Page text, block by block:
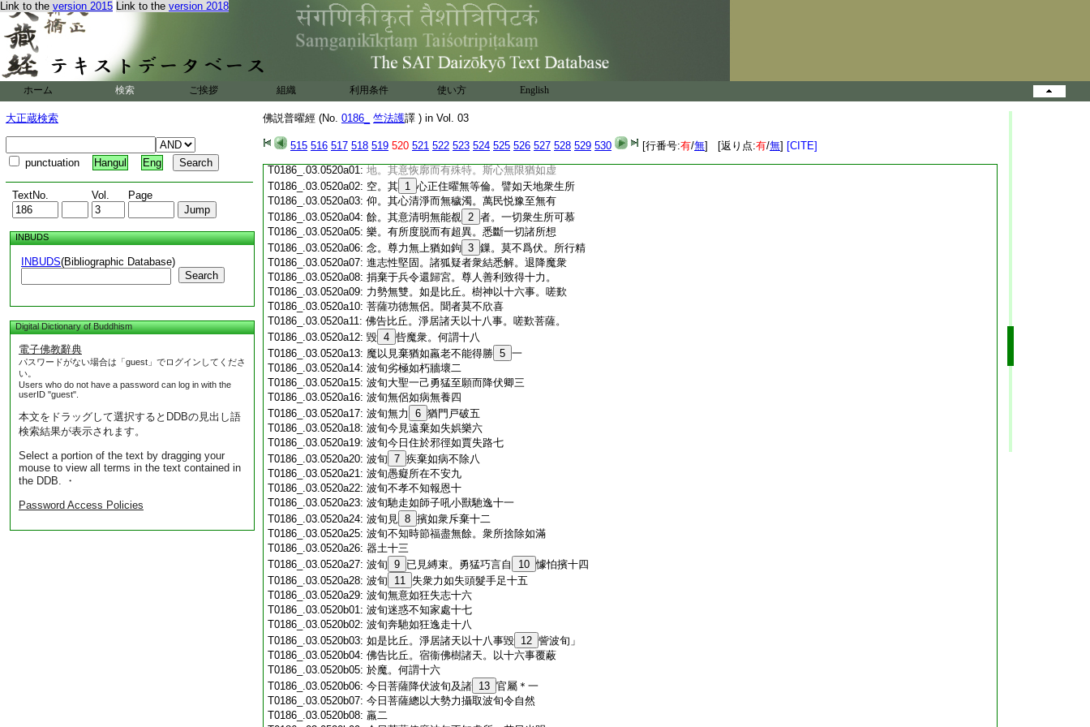
Link to the version 2015 Link to the version 2018
ホーム 検索 ご挨拶 組織 利用条件 使い方 English
大正蔵検索
punctuation Hangul Eng
TextNo. Vol. Page
INBUDS
INBUDS(Bibliographic Database)
Search
Digital Dictionary of Buddhism
電子佛教辭典
パスワードがない場合は「guest」でログインしてくださ
い。
Users who do not have a password can log in with the
userID "guest".
本文をドラッグして選択するとDDBの見出し語
検索結果が表示されます。
Select a portion of the text by dragging your
mouse to view all terms in the text contained in
the DDB. ・
Password Access Policies
佛説普曜經 (No. 0186_ 竺法護譯 ) in Vol. 03
515 516 517 518 519 520 521 522 523 524 525 526 527 528 529 530 [行番号:有/無] [返り点:有/無] [CITE]
T0186_.03.0519c19:無瞋無塵無 29
有所 擧動作事常少欲
T0186_.03.0519c20:於是樹神。覩 30
其威神即懷恐懼。承佛威
T0186_.03.0519c21:力。所言至誠悉共和同。以十六事嗟歎菩
T0186_.03.0519c22:薩。今清淨人極妙巍巍。如十五日月盛滿時。
其明普照。猶如日出曜於天下。如樹華茂
無不芬葩。 31 奇相衆好金 32 色 33 從容。諸根寂
T0186_.03.0519c25:定猶如蓮華處於浴池。所演有威猶師子
T0186_.03.0519c26:
吼而有殊特。猶念菩薩。在林樹間獨歩無
T0186_.03.0519c27:畏。所造習行人中獨尊。譬
T0186_.03.0519c28:大海超絶獨顯。平等堅固如鐵圍山出衆山
T0186_.03.0520a01: 地。其意恢廓而有殊特。斯心無限猶如虚
T0186_.03.0520a02: 空。其 1 心正住曜無等倫。譬如天地衆生所
T0186_.03.0520a03: 仰。其心清淨而無穢濁。萬民悦豫至無有
T0186_.03.0520a04: 餘。其意清明無能覩 2 者。一切衆生所可慕
T0186_.03.0520a05: 樂。有所度脱而有超異。悉斷一切諸所想
T0186_.03.0520a06: 念。尊力無上猶如鉤 3 鏁。莫不爲伏。所行精
T0186_.03.0520a07: 進志性堅固。諸狐疑者衆結悉解。退降魔衆
T0186_.03.0520a08: 捐棄于兵令還歸宮。尊人善利致得十力。
T0186_.03.0520a09: 力勢無雙。如是比丘。樹神以十六事。嗟歎
T0186_.03.0520a10: 菩薩功徳無侶。聞者莫不欣喜
T0186_.03.0520a11: 佛告比丘。淨居諸天以十八事。嗟歎菩薩。
T0186_.03.0520a12: 毀 4 呰魔衆。何謂十八
T0186_.03.0520a13: 魔以見棄猶如羸老不能得勝 5 一
T0186_.03.0520a14: 波旬劣極如朽牆壞二
T0186_.03.0520a15: 波旬大聖一己勇猛至願而降伏卿三
T0186_.03.0520a16: 波旬無侶如病無養四
T0186_.03.0520a17: 波旬無力 6 猶門戸破五
T0186_.03.0520a18: 波旬今見遠棄如失娯樂六
T0186_.03.0520a19: 波旬今日住於邪徑如賈失路七
T0186_.03.0520a20: 波旬 7 疾棄如病不除八
T0186_.03.0520a21: 波旬愚癡所在不安九
T0186_.03.0520a22: 波旬不孝不知報恩十
T0186_.03.0520a23: 波旬馳走如師子吼小獸馳逸十一
T0186_.03.0520a24: 波旬見 8 擯如衆斥棄十二
T0186_.03.0520a25: 波旬不知時節福盡無餘。衆所捨除如滿
T0186_.03.0520a26: 器土十三
T0186_.03.0520a27: 波旬 9 已見縛束。勇猛巧言自 10 懅怕擯十四
T0186_.03.0520a28: 波旬 11 失衆力如失頭髮手足十五
T0186_.03.0520a29: 波旬無意如狂失志十六
T0186_.03.0520b01: 波旬迷惑不知家處十七
T0186_.03.0520b02: 波旬奔馳如狂逸走十八
T0186_.03.0520b03: 如是比丘。淨居諸天以十八事毀 12 訾波旬」
T0186_.03.0520b04: 佛告比丘。宿衞佛樹諸天。以十六事覆蔽
T0186_.03.0520b05: 於魔。何謂十六
T0186_.03.0520b06: 今日菩薩降伏波旬及諸 13 官屬＊一
T0186_.03.0520b07: 今日菩薩總以大勢力攝取波旬令自然
T0186_.03.0520b08: 羸二